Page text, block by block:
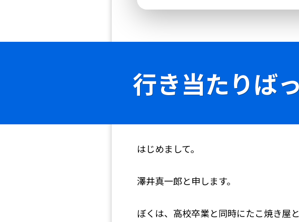
行き当たりば
はじめまして。
澤井真一郎と
ぼくは、高校卒業と同時にたこ焼き屋